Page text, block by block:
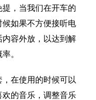
，当我们在开车的
如果不方便接听电
容外放，以达到解
。
，在使用的时候可以
的音乐，调整音乐